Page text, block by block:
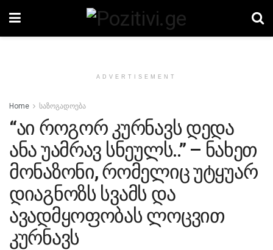
ADVERTISEMENT
Home საზოგადოება
“აი როგორ კურნავს დედა
ანა უამრავ სნეულს..” – ნახეთ
მონაზონი, რომელიც უტყუარ
დიაგნოზს სვამს და
ავადმყოფობას ლოცვით
კურნავს